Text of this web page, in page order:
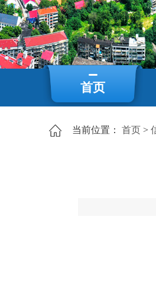
首页
当前位置： 首页 >